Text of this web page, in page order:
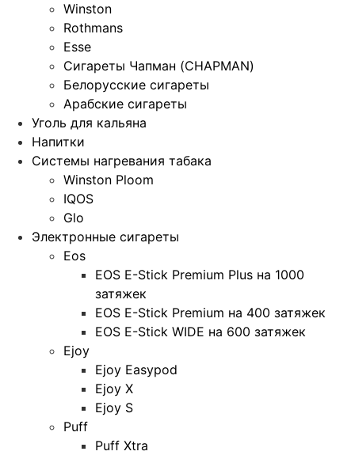
Winston
Rothmans
Esse
Сигареты Чапман (CHAPMAN)
Белорусские сигареты
Арабские сигареты
Уголь для кальяна
Напитки
Системы нагревания табака
Winston Ploom
IQOS
Glo
Электронные сигареты
Eos
EOS E-Stick Premium Plus на 1000
затяжек
EOS E-Stick Premium на 400 затяжек
EOS E-Stick WIDE на 600 затяжек
Ejoy
Ejoy Easypod
Ejoy X
Ejoy S
Puff
Puff Xtra